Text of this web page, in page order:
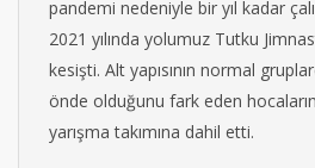
pandemi nedeniyle bir yıl kadar
2021 yılında yolumuz Tutku
kesişti. Alt yapısının normal
önde olduğunu fark eden
yarışma takımına dahil etti.